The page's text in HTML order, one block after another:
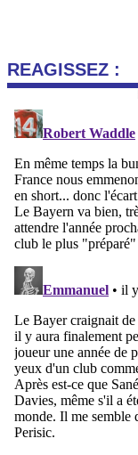
REAGISSEZ :